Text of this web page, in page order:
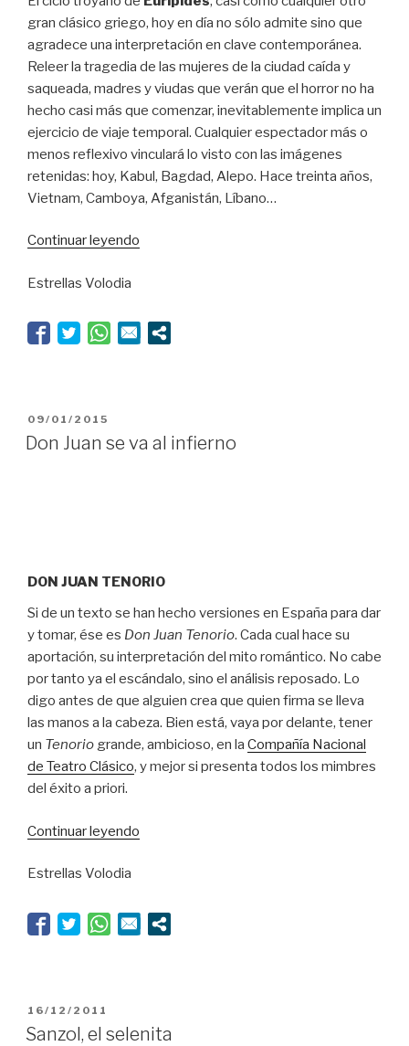
gran clásico griego, hoy en día no sólo admite sino que
agradece una interpretación en clave contemporánea.
Releer la tragedia de las mujeres de la ciudad caída y
saqueada, madres y viudas que verán que el horror no ha
hecho casi más que comenzar, inevitablemente implica un
ejercicio de viaje temporal. Cualquier espectador más o
menos reflexivo vinculará lo visto con las imágenes
retenidas: hoy, Kabul, Bagdad, Alepo. Hace treinta años,
Vietnam, Camboya, Afganistán, Líbano…
Continuar leyendo
Alepo”
Estrellas Volodia
PUBLICADO
EL
09/01/2015
Don Juan se va al infierno
DON JUAN TENORIO
Si de un texto se han hecho versiones en España para dar
y tomar, ése es Don Juan Tenorio. Cada cual hace su
aportación, su interpretación del mito romántico. No cabe
por tanto ya el escándalo, sino el análisis reposado. Lo
digo antes de que alguien crea que quien firma se lleva
las manos a la cabeza. Bien está, vaya por delante, tener
un Tenorio grande, ambicioso, en la Compañía Nacional
de Teatro Clásico, y mejor si presenta todos los mimbres
del éxito a priori.
Continuar leyendo
al
infierno”
Estrellas Volodia
PUBLICADO
EL
16/12/2011
Sanzol, el selenita